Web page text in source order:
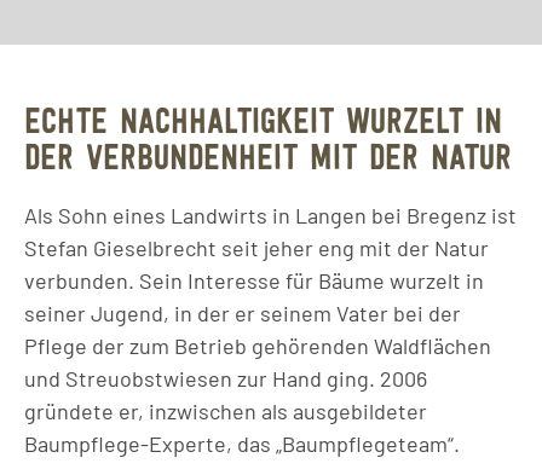
ECHTE NACHHALTIGKEIT WURZELT IN
DER VERBUNDENHEIT MIT DER NATUR
Als Sohn eines Landwirts in Langen bei Bregenz ist
Stefan Gieselbrecht seit jeher eng mit der Natur
verbunden. Sein Interesse für Bäume wurzelt in
seiner Jugend, in der er seinem Vater bei der
Pflege der zum Betrieb gehörenden Waldflächen
und Streuobstwiesen zur Hand ging. 2006
gründete er, inzwischen als ausgebildeter
Baumpflege-Experte, das „Baumpflegeteam“.